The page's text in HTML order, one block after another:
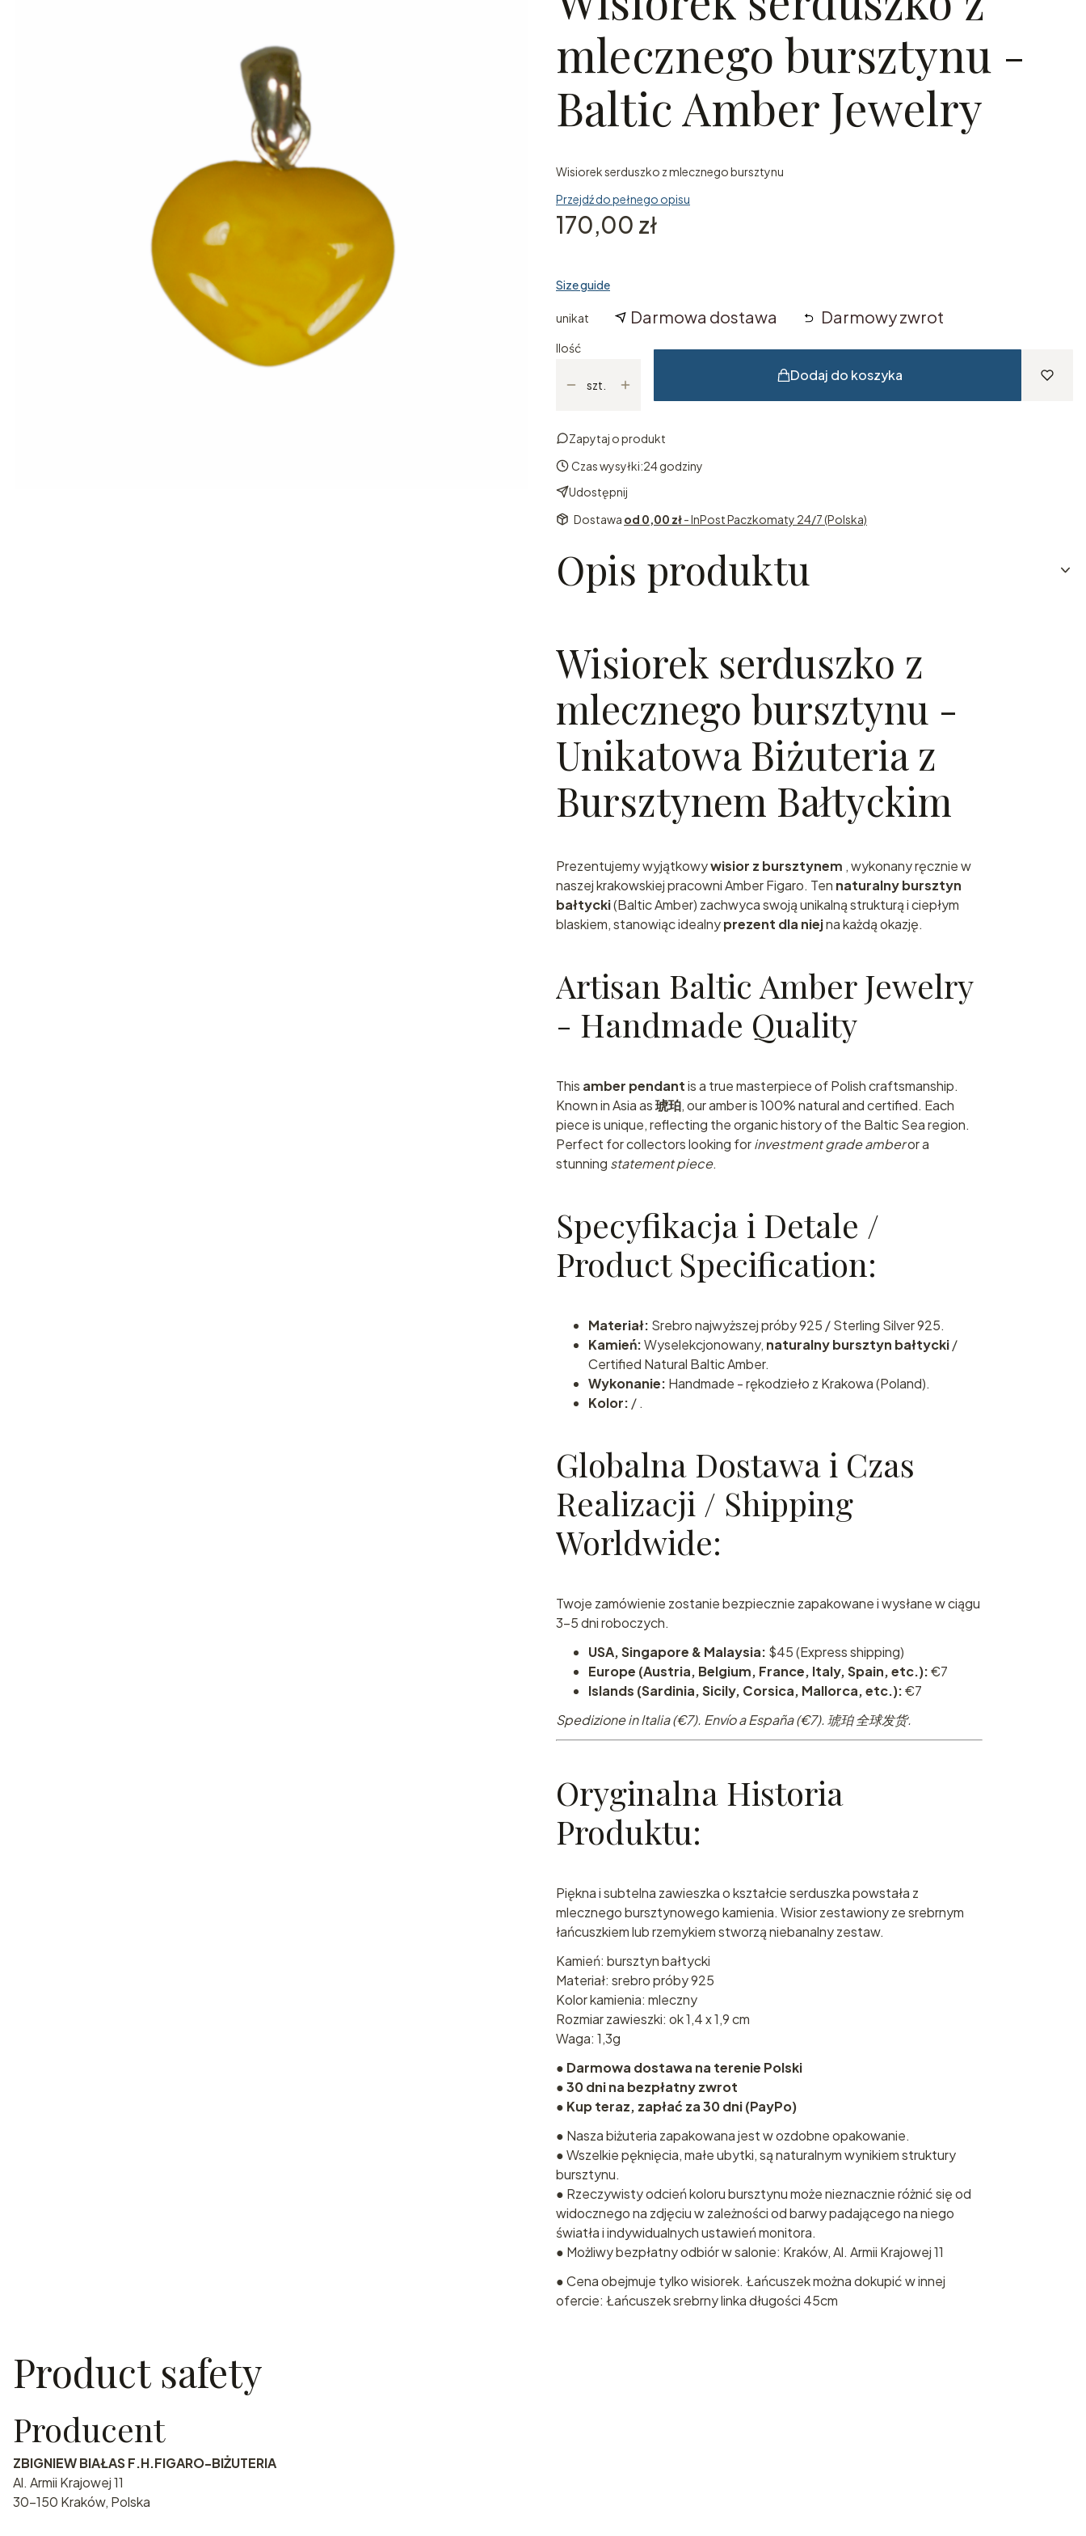
mlecznego bursztynu -
Baltic Amber Jewelry
Wisiorek serduszko z mlecznego bursztynu
Przejdź do pełnego opisu
Cena
170,00 zł
Size guide
unikat Darmowa dostawa Darmowy zwrot
Ilość
szt.
Dodaj do koszyka
Zapytaj o produkt
Czas wysyłki:24 godziny
Udostępnij
Dostawa od 0,00 zł- InPost Paczkomaty 24/7 (Polska)
Opis produktu
Wisiorek serduszko z
mlecznego bursztynu -
Unikatowa Biżuteria z
Bursztynem Bałtyckim
Prezentujemy wyjątkowywisior z bursztynem , wykonany ręcznie w
naszej krakowskiej pracowni Amber Figaro. Ten naturalny bursztyn
bałtycki(Baltic Amber) zachwyca swoją unikalną strukturą i ciepłym
blaskiem, stanowiąc idealnyprezent dla niejna każdą okazję.
Artisan Baltic Amber Jewelry
- Handmade Quality
This amber pendantis a true masterpiece of Polish craftsmanship.
Known in Asia as琥珀, our amber is 100% natural and certified. Each
piece is unique, reflecting the organic history of the Baltic Sea region.
Perfect for collectors looking forinvestment grade amberor a
stunning statement piece.
Specyfikacja i Detale /
Product Specification:
Materiał: Srebro najwyższej próby 925 / Sterling Silver 925.
Kamień:Wyselekcjonowany, naturalny bursztyn bałtycki/
Certified Natural Baltic Amber.
Wykonanie: Handmade - rękodzieło z Krakowa (Poland).
Kolor: / .
Globalna Dostawa i Czas
Realizacji / Shipping
Worldwide:
Twoje zamówienie zostanie bezpiecznie zapakowane i wysłane w ciągu
3-5 dni roboczych.
USA, Singapore & Malaysia: $45 (Express shipping)
Europe (Austria, Belgium, France, Italy, Spain, etc.):€7
Islands (Sardinia, Sicily, Corsica, Mallorca, etc.):€7
Spedizione in Italia (€7). Envío a España (€7). 琥珀 全球发货.
Oryginalna Historia
Produktu:
Piękna i subtelna zawieszka o kształcie serduszka powstała z
mlecznego bursztynowego kamienia. Wisior zestawiony ze srebrnym
łańcuszkiem lub rzemykiem stworzą niebanalny zestaw.
Kamień: bursztyn bałtycki
Materiał: srebro próby 925
Kolor kamienia: mleczny
Rozmiar zawieszki: ok 1,4 x 1,9 cm
Waga: 1,3g
● Darmowa dostawa na terenie Polski
●30 dni na bezpłatny zwrot
● Kup teraz, zapłać za 30 dni (PayPo)
● Nasza biżuteria zapakowana jest w ozdobne opakowanie.
● Wszelkie pęknięcia, małe ubytki, są naturalnym wynikiem struktury
bursztynu.
● Rzeczywisty odcień koloru bursztynu może nieznacznie różnić się od
widocznego na zdjęciu w zależności od barwy padającego na niego
światła i indywidualnych ustawień monitora.
● Możliwy bezpłatny odbiór w salonie: Kraków, Al. Armii Krajowej 11
● Cena obejmuje tylko wisiorek. Łańcuszek można dokupić w innej
ofercie: Łańcuszek srebrny linka długości 45cm
Product safety
Producent
ZBIGNIEW BIAŁAS F.H.FIGARO-BIŻUTERIA
Al. Armii Krajowej 11
30-150 Kraków, Polska